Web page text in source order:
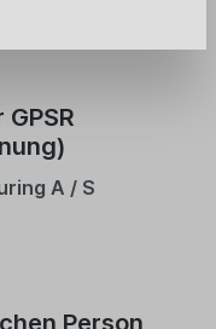
A / S
Person